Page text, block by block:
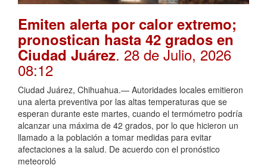
Emiten alerta por calor extremo;
pronostican hasta 42 grados en
Ciudad Juárez. 28 de Julio, 2026
08:12
Ciudad Juárez, Chihuahua.— Autoridades locales emitieron
una alerta preventiva por las altas temperaturas que se
esperan durante este martes, cuando el termómetro podría
alcanzar una máxima de 42 grados, por lo que hicieron un
llamado a la población a tomar medidas para evitar
afectaciones a la salud. De acuerdo con el pronóstico
meteoroló